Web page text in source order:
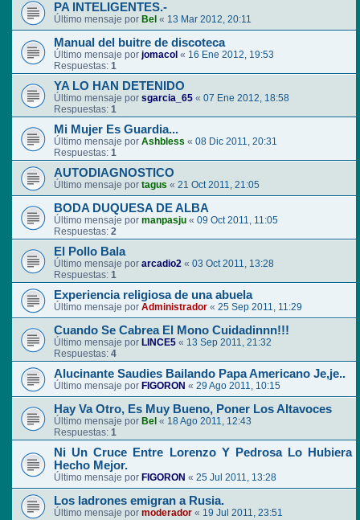
PA INTELIGENTES.-
Último mensaje por Bel « 13 Mar 2012, 20:11
Manual del buitre de discoteca
Último mensaje por jomacol « 16 Ene 2012, 19:53
Respuestas: 1
YA LO HAN DETENIDO
Último mensaje por sgarcia_65 « 07 Ene 2012, 18:58
Respuestas: 1
Mi Mujer Es Guardia...
Último mensaje por Ashbless « 08 Dic 2011, 20:31
Respuestas: 1
AUTODIAGNOSTICO
Último mensaje por tagus « 21 Oct 2011, 21:05
BODA DUQUESA DE ALBA
Último mensaje por manpasju « 09 Oct 2011, 11:05
Respuestas: 2
El Pollo Bala
Último mensaje por arcadio2 « 03 Oct 2011, 13:28
Respuestas: 1
Experiencia religiosa de una abuela
Último mensaje por Administrador « 25 Sep 2011, 11:29
Cuando Se Cabrea El Mono Cuidadinnn!!!
Último mensaje por LINCE5 « 13 Sep 2011, 21:32
Respuestas: 4
Alucinante Saudies Bailando Papa Americano Je,je..
Último mensaje por FIGORON « 29 Ago 2011, 10:15
Hay Va Otro, Es Muy Bueno, Poner Los Altavoces
Último mensaje por Bel « 18 Ago 2011, 12:43
Respuestas: 1
Ni Un Cruce Entre Lorenzo Y Pedrosa Lo Hubiera
Hecho Mejor.
Último mensaje por FIGORON « 25 Jul 2011, 13:28
Los ladrones emigran a Rusia.
Último mensaje por moderador « 19 Jul 2011, 23:51